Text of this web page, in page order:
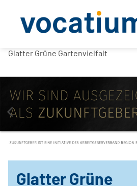
Glatter Grüne Gartenvielfalt
Glatter Grüne